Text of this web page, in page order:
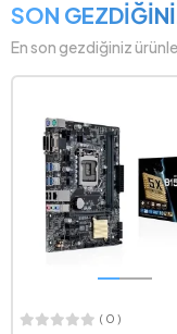
SON
En son gezdiğiniz
( 0 )